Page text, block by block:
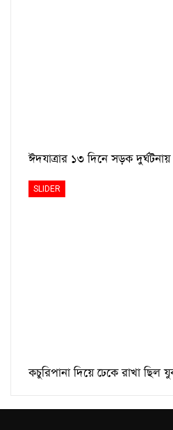
ঈদযাত্রার ১৩ দিনে সড়ক
SLIDER
কচুরিপানা দিয়ে ঢেকে রাখা ছিল